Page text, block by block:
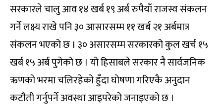
सरकारले चालु आव १४ खर्ब १९ अर्ब रुपैयाँ राजस्व संकलन
गर्ने लक्ष्य राखे पनि ३० आसारसम्म ११ खर्ब २१ अर्बमात्र
संकलन भएको छ । ३० असारसम्म सरकारको कुल खर्च १५
खर्ब १५ अर्ब पुगेको छ । यो हिसाबले सरकार नै सार्वजनिक
ऋणको भरमा चलिरहेको हुँदा घोषणा गरिएकै अनुदान
कटौती गर्नुपर्ने अवस्था आइपरेको जनाइएको छ ।